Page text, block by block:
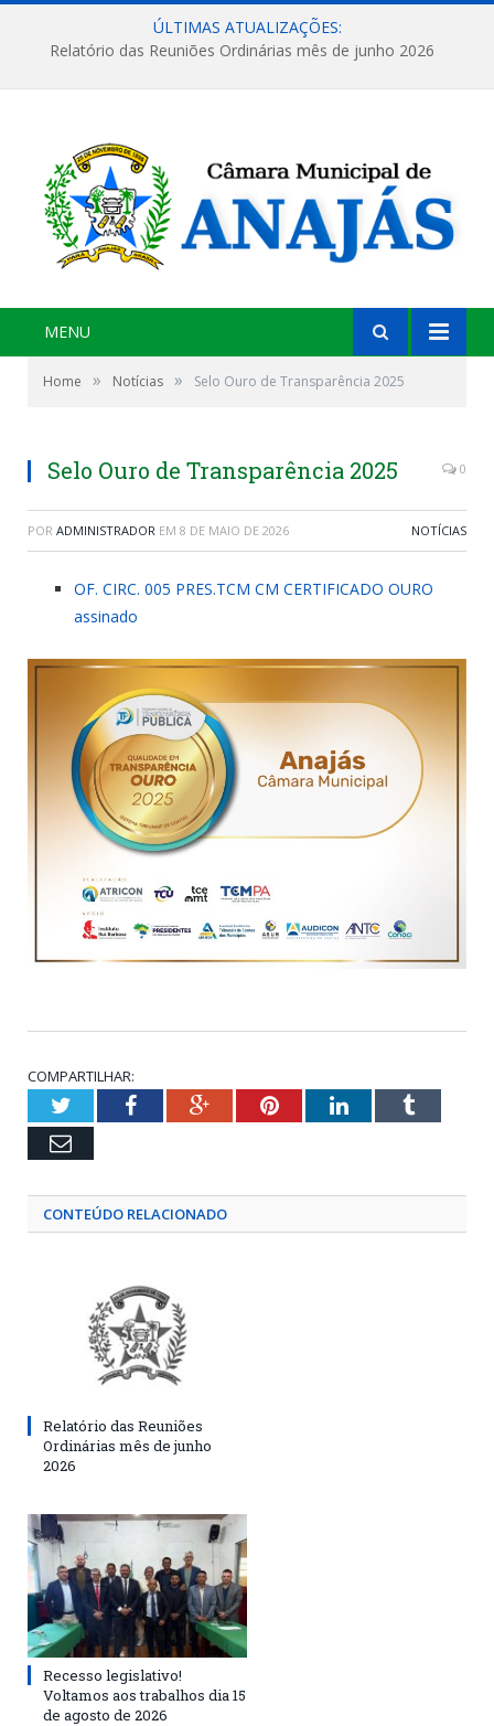
ÚLTIMAS ATUALIZAÇÕES:
Relatório das Reuniões Ordinárias mês de junho 2026
MENU
Home » Notícias » Selo Ouro de Transparência 2025
Selo Ouro de Transparência 2025 0
POR ADMINISTRADOR EM 8 DE MAIO DE 2026 NOTÍCIAS
OF. CIRC. 005 PRES.TCM CM CERTIFICADO OURO
assinado
COMPARTILHAR:
TwitterFacebookGoogle+PinterestLinkedInTumblr
Email
CONTEÚDO RELACIONADO
Relatório das Reuniões
Ordinárias mês de junho
2026
Recesso legislativo!
Voltamos aos trabalhos dia 15
de agosto de 2026